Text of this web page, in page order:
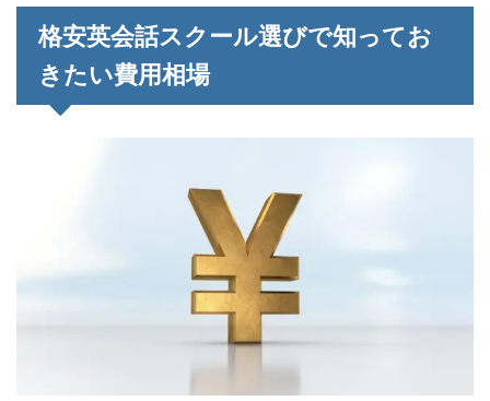
格安英会話スクール選びで知ってお
きたい費用相場